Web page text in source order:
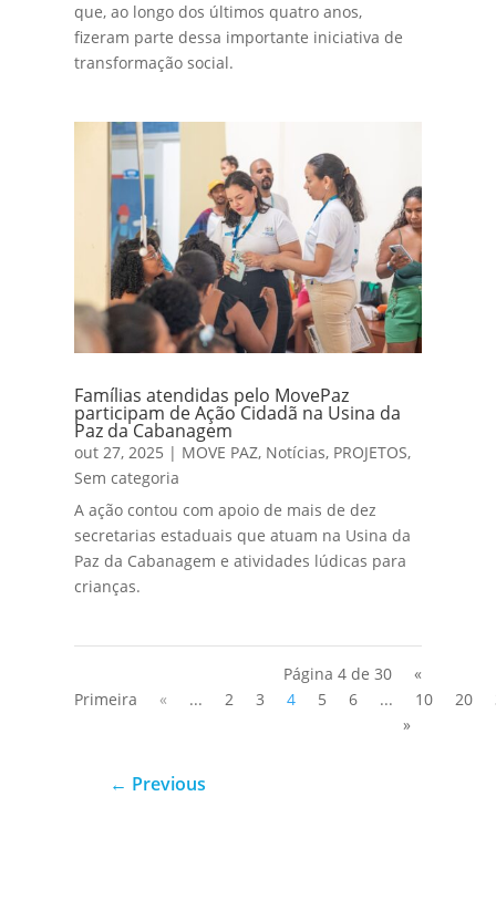
que, ao longo dos últimos quatro anos,
fizeram parte dessa importante iniciativa de
transformação social.
Famílias atendidas pelo MovePaz
participam de Ação Cidadã na Usina da
Paz da Cabanagem
out 27, 2025 | MOVE PAZ, Notícias, PROJETOS,
Sem categoria
A ação contou com apoio de mais de dez
secretarias estaduais que atuam na Usina da
Paz da Cabanagem e atividades lúdicas para
crianças.
Página 4 de 30
«
Primeira
« ... 2 3 4 5 6 ... 10 20
»
← Previous